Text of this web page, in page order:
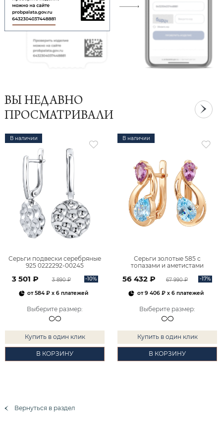
ВЫ НЕДАВНО
ПРОСМАТРИВАЛИ
В наличии
Серьги подвески серебряные
925 0222292-00245
3 501 ₽ 3 890 ₽ -10%
от584 ₽ x 6 платежей
Выберите размер:
Купить в один клик
В КОРЗИНУ
В наличии
Серьги золотые 585 с
топазами и аметистами
56 432 ₽ 67 990 ₽ -17%
от9 406 ₽x 6 платежей
Выберите размер:
Купить в один клик
В КОРЗИНУ
Вернуться в раздел